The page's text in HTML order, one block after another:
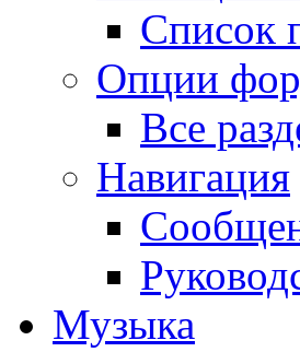
Список
Опции
Все
Навигация
Музыка